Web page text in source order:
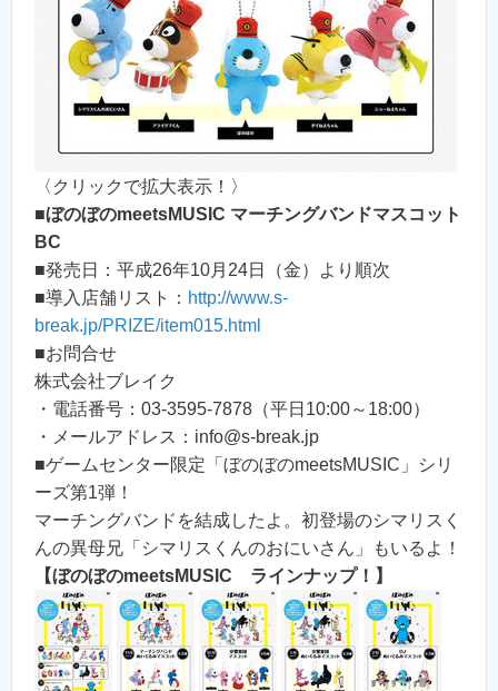
〈クリックで拡大表示！〉
■ぼのぼのmeetsMUSIC マーチングバンドマスコット
BC
■発売日：平成26年10月24日（金）より順次
■導入店舗リスト： http://www.s-
break.jp/PRIZE/item015.html
■お問合せ
株式会社ブレイク
・電話番号：03-3595-7878（平日10:00～18:00）
・メールアドレス：info@s-break.jp
■ゲームセンター限定「ぼのぼのmeetsMUSIC」シリ
ーズ第1弾！
マーチングバンドを結成したよ。初登場のシマリスく
んの異母兄「シマリスくんのおにいさん」もいるよ！
【ぼのぼのmeetsMUSIC ラインナップ！】